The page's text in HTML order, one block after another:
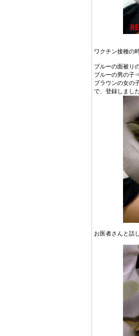
ワクチン接種の
ブルーの面被り
ブルーの男の子
ブラウンの女の
で、登録しまし
お医者さんと話